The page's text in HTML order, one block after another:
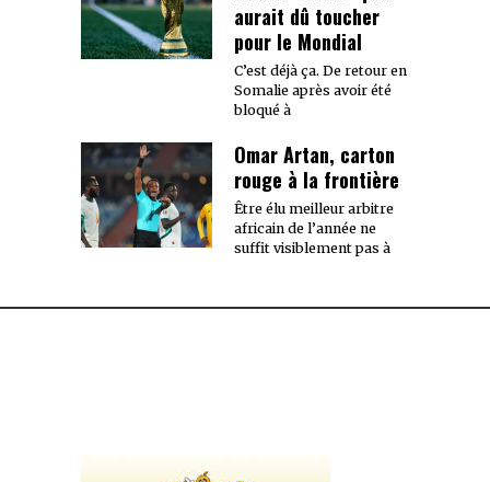
aurait dû toucher
pour le Mondial
C’est déjà ça. De retour en
Somalie après avoir été
bloqué à
Omar Artan, carton
rouge à la frontière
Être élu meilleur arbitre
africain de l’année ne
suffit visiblement pas à